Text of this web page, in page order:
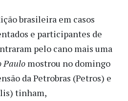
brasileira em casos
e participantes de
pelo cano mais uma
Paulo mostrou no domingo
da Petrobras (Petros) e
tinham,